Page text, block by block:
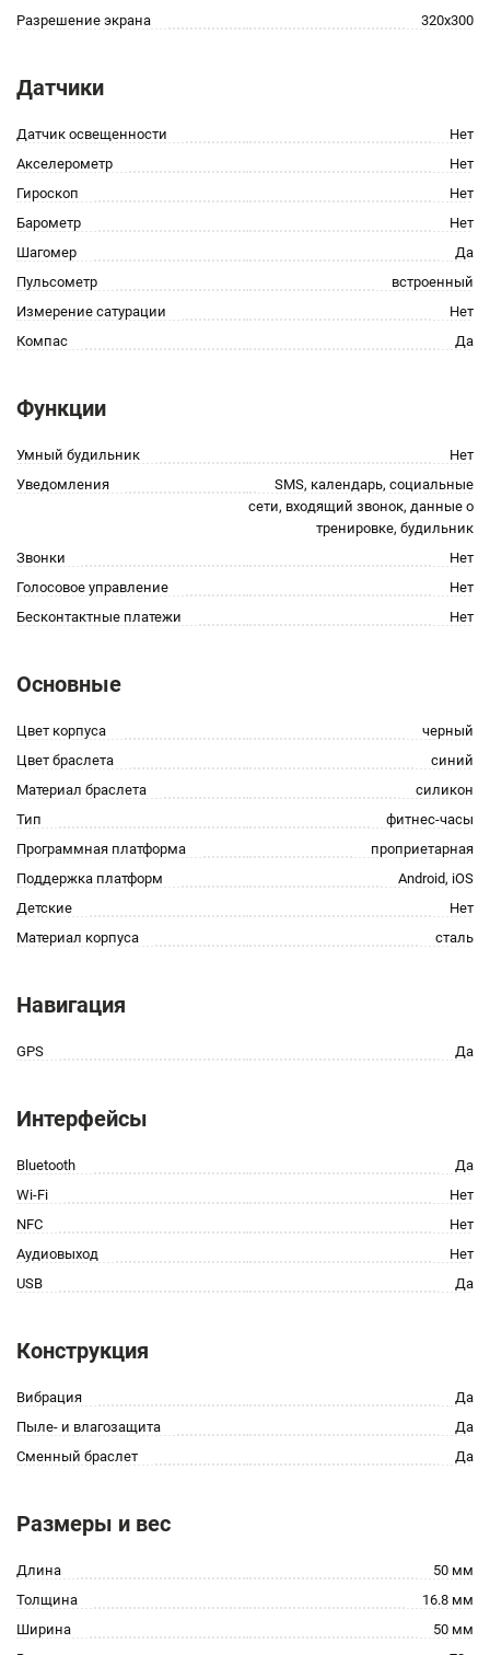
Разрешение экрана
320x300
Датчики
Датчик освещенности
Нет
Акселерометр
Нет
Гироскоп
Нет
Барометр
Нет
Шагомер
Да
Пульсометр
встроенный
Измерение сатурации
Нет
Компас
Да
Функции
Умный будильник
Нет
Уведомления
SMS, календарь, социальные
сети, входящий звонок, данные о
тренировке, будильник
Звонки
Нет
Голосовое управление
Нет
Бесконтактные платежи
Нет
Основные
Цвет корпуса
черный
Цвет браслета
синий
Материал браслета
силикон
Тип
фитнес-часы
Программная платформа
проприетарная
Поддержка платформ
Android, iOS
Детские
Нет
Материал корпуса
сталь
Навигация
GPS Да
Интерфейсы
Bluetooth
Да
Wi-Fi
Нет
NFC
Нет
Аудиовыход
Нет
USB
Да
Конструкция
Вибрация
Да
Пыле- и влагозащита
Да
Сменный браслет
Да
Размеры и вес
Длина
50 мм
Толщина
16.8 мм
Ширина
50 мм